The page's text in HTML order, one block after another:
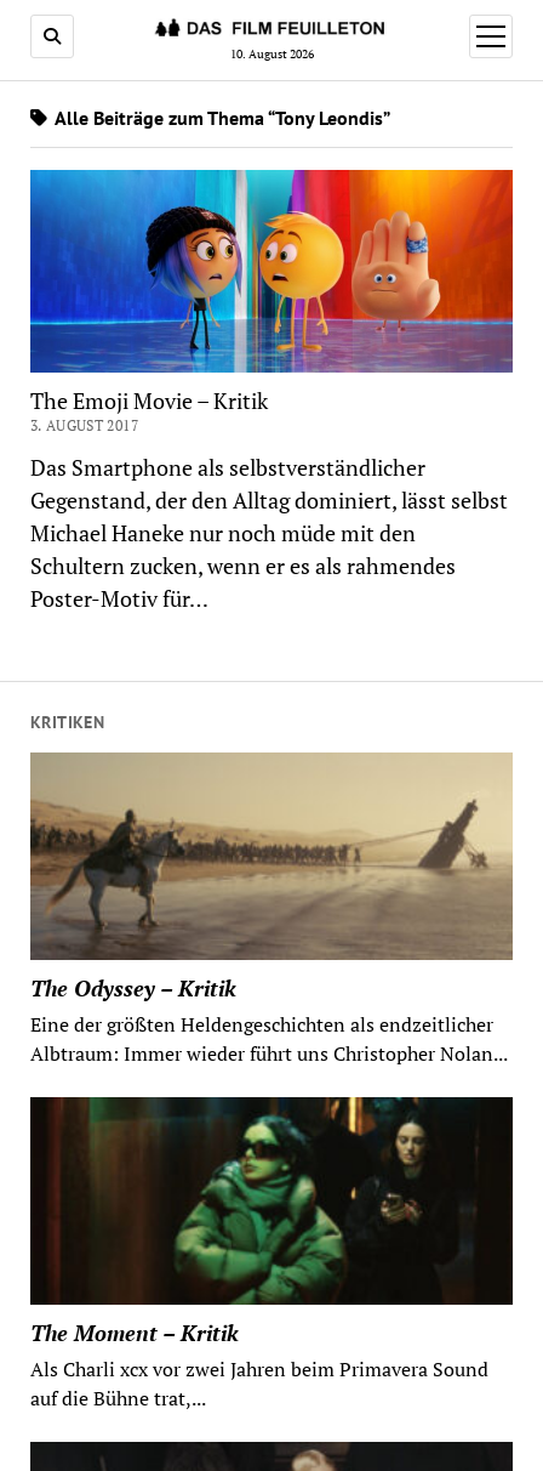
10. August 2026
Menü
öffnen
KRITIKEN
The Odyssey – Kritik
Eine der größten Heldengeschichten als endzeitlicher
Albtraum: Immer wieder führt uns Christopher Nolan...
The Moment – Kritik
Als Charli xcx vor zwei Jahren beim Primavera Sound
auf die Bühne trat,...
Alle Beiträge zum Thema “Tony Leondis”
The Emoji Movie – Kritik
3. AUGUST 2017
Das Smartphone als selbstverständlicher
Gegenstand, der den Alltag dominiert, lässt selbst
Michael Haneke nur noch müde mit den
Schultern zucken, wenn er es als rahmendes
Poster-Motiv für…